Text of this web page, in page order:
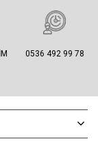
0536 492 99 78